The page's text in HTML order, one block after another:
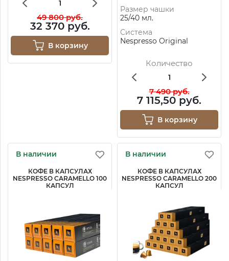
49 800 руб.
32 370 руб.
В корзину
Размер чашки
25/40 мл.
Система
Nespresso Original
Количество
7 490 руб.
7 115,50 руб.
В корзину
В наличии
КОФЕ В КАПСУЛАХ
NESPRESSO CARAMELLO 100
КАПСУЛ
В наличии
КОФЕ В КАПСУЛАХ
NESPRESSO CARAMELLO 200
КАПСУЛ